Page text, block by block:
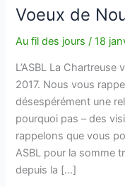
Voeux de
Au fil des jours /18
L’ASBL La
2017. Nous vous
désespérément une
pourquoi pas – des
rappelons que vous
ASBL pour la somme
depuis la […]